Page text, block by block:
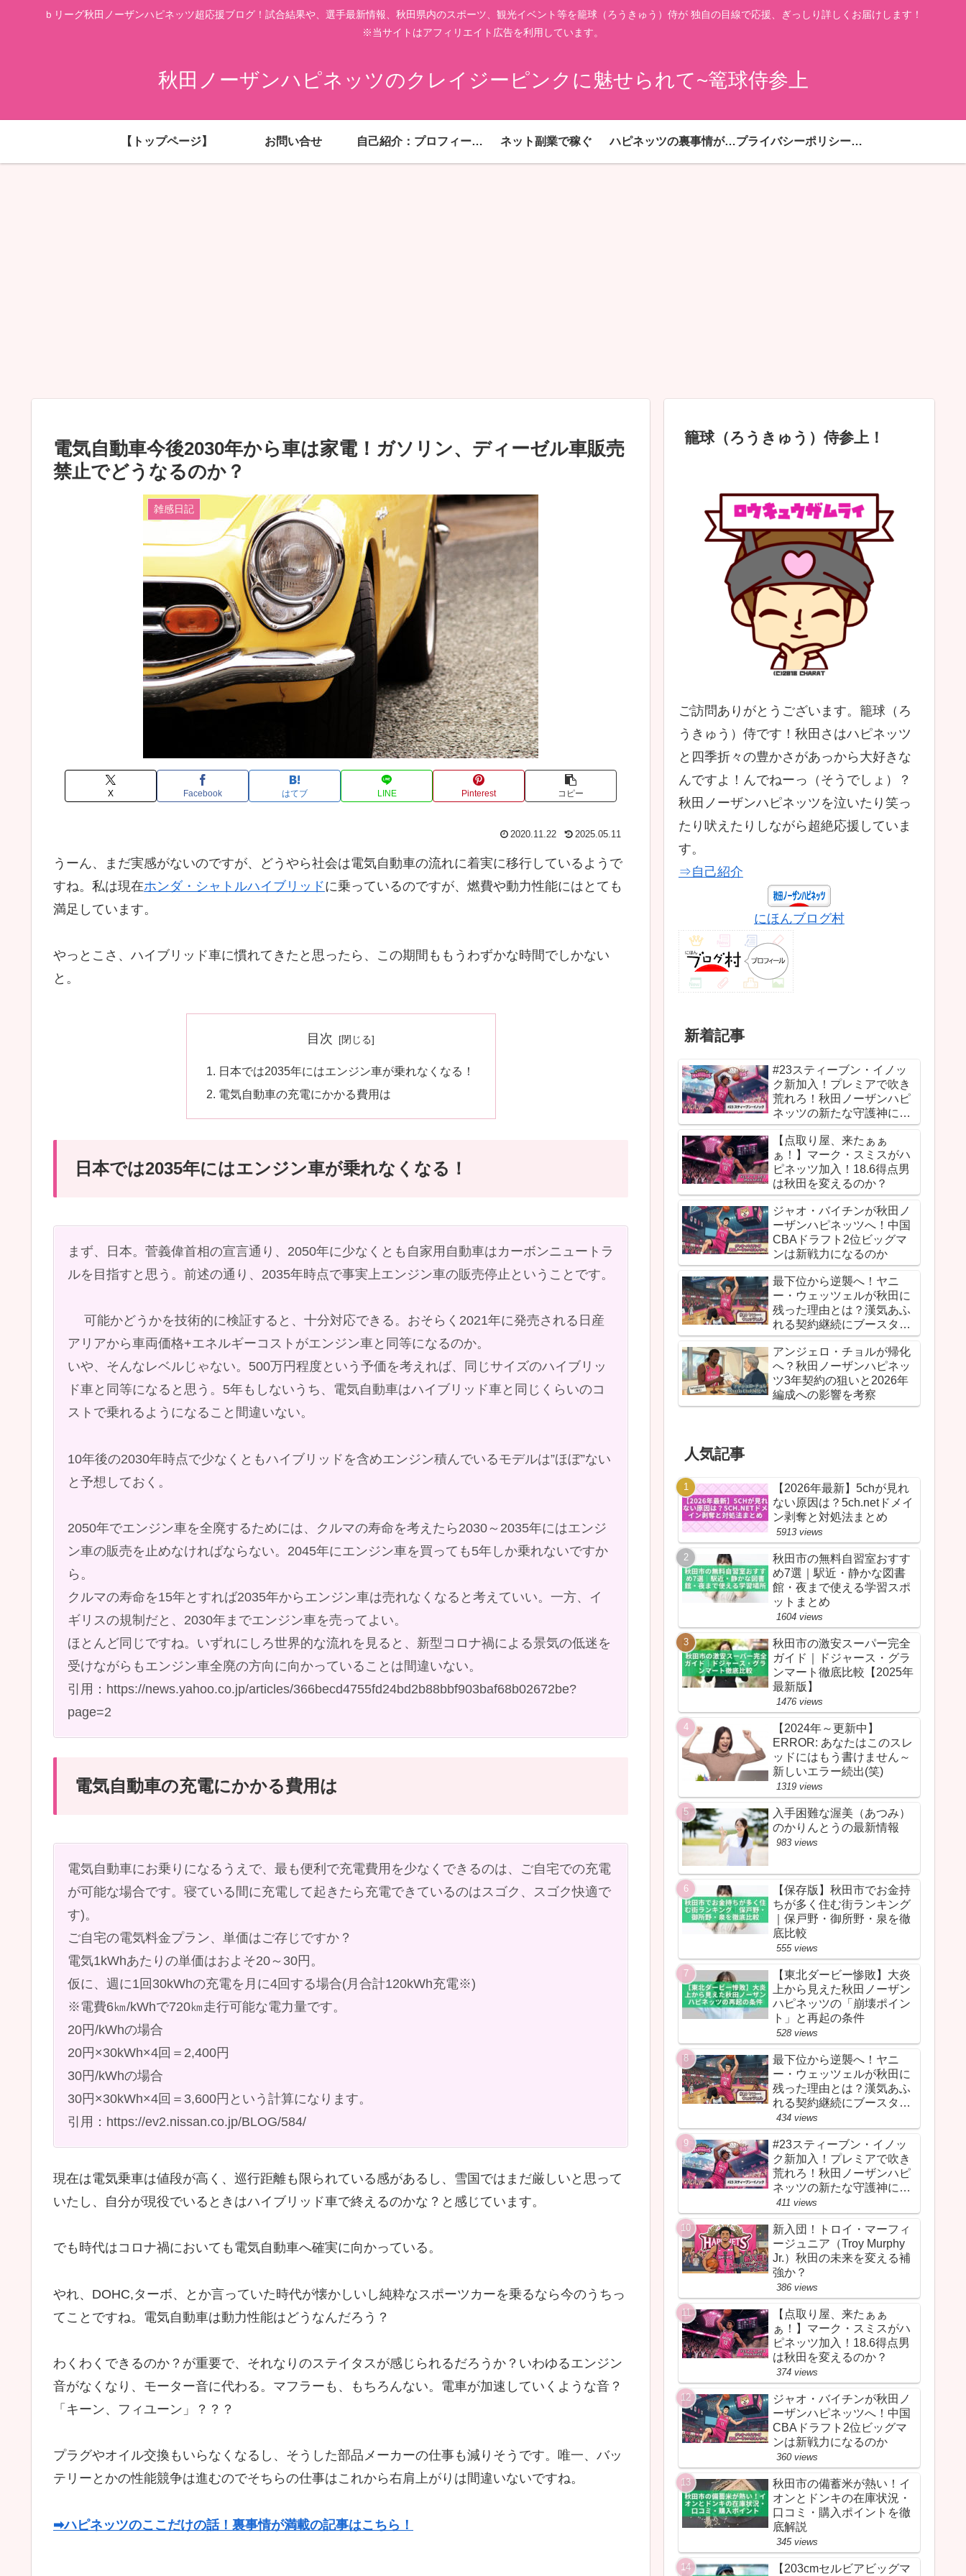
ｂリーグ秋田ノーザンハピネッツ超応援ブログ！試合結果や、選手最新情報、秋田県内のスポーツ、観光イベント等を籠球（ろうきゅう）侍が 独自の目線で応援、ぎっしり詳しくお届けします！
※当サイトはアフィリエイト広告を利用しています。
秋田ノーザンハピネッツのクレイジーピンクに魅せられて~篭球侍参上
【トップページ】 お問い合せ 自己紹介：プロフィール！ ネット副業で稼ぐ ハピネッツの裏事情が満載 プライバシーポリシー・免責事項
電気自動車今後2030年から車は家電！ガソリン、ディーゼル車販売
禁止でどうなるのか？
雑感日記
X Facebook はてブ LINE Pinterest コピー
2020.11.22 2025.05.11
うーん、まだ実感がないのですが、どうやら社会は電気自動車の流れに着実に移行しているようで
すね。私は現在ホンダ・シャトルハイブリッドに乗っているのですが、燃費や動力性能にはとても
満足しています。
やっとこさ、ハイブリッド車に慣れてきたと思ったら、この期間ももうわずかな時間でしかない
と。
目次
日本では2035年にはエンジン車が乗れなくなる！
電気自動車の充電にかかる費用は
日本では2035年にはエンジン車が乗れなくなる！
まず、日本。菅義偉首相の宣言通り、2050年に少なくとも自家用自動車はカーボンニュートラ
ルを目指すと思う。前述の通り、2035年時点で事実上エンジン車の販売停止ということです。
可能かどうかを技術的に検証すると、十分対応できる。おそらく2021年に発売される日産
アリアから車両価格+エネルギーコストがエンジン車と同等になるのか。
いや、そんなレベルじゃない。500万円程度という予価を考えれば、同じサイズのハイブリッ
ド車と同等になると思う。5年もしないうち、電気自動車はハイブリッド車と同じくらいのコ
ストで乗れるようになること間違いない。
10年後の2030年時点で少なくともハイブリッドを含めエンジン積んでいるモデルは”ほぼ”ない
と予想しておく。
2050年でエンジン車を全廃するためには、クルマの寿命を考えたら2030～2035年にはエンジ
ン車の販売を止めなければならない。2045年にエンジン車を買っても5年しか乗れないですか
ら。
クルマの寿命を15年とすれば2035年からエンジン車は売れなくなると考えていい。一方、イ
ギリスの規制だと、2030年までエンジン車を売ってよい。
ほとんど同じですね。いずれにしろ世界的な流れを見ると、新型コロナ禍による景気の低迷を
受けながらもエンジン車全廃の方向に向かっていることは間違いない。
引用：https://news.yahoo.co.jp/articles/366becd4755fd24bd2b88bbf903baf68b02672be?
page=2
電気自動車の充電にかかる費用は
電気自動車にお乗りになるうえで、最も便利で充電費用を少なくできるのは、ご自宅での充電
が可能な場合です。寝ている間に充電して起きたら充電できているのはスゴク、スゴク快適で
す)。
ご自宅の電気料金プラン、単価はご存じですか？
電気1kWhあたりの単価はおよそ20～30円。
仮に、週に1回30kWhの充電を月に4回する場合(月合計120kWh充電※)
※電費6㎞/kWhで720㎞走行可能な電力量です。
20円/kWhの場合
20円×30kWh×4回＝2,400円
30円/kWhの場合
30円×30kWh×4回＝3,600円という計算になります。
引用：https://ev2.nissan.co.jp/BLOG/584/
現在は電気乗車は値段が高く、巡行距離も限られている感があるし、雪国ではまだ厳しいと思って
いたし、自分が現役でいるときはハイブリッド車で終えるのかな？と感じています。
でも時代はコロナ禍においても電気自動車へ確実に向かっている。
やれ、DOHC,ターボ、とか言っていた時代が懐かしいし純粋なスポーツカーを乗るなら今のうちっ
てことですね。電気自動車は動力性能はどうなんだろう？
わくわくできるのか？が重要で、それなりのステイタスが感じられるだろうか？いわゆるエンジン
音がなくなり、モーター音に代わる。マフラーも、もちろんない。電車が加速していくような音？
「キーン、フィユーン」？？？
プラグやオイル交換もいらなくなるし、そうした部品メーカーの仕事も減りそうです。唯一、バッ
テリーとかの性能競争は進むのでそちらの仕事はこれから右肩上がりは間違いないですね。
➡ハピネッツのここだけの話！裏事情が満載の記事はこちら！
籠球（ろうきゅう）侍参上！
ご訪問ありがとうございます。籠球（ろ
うきゅう）侍です！秋田さはハピネッツ
と四季折々の豊かさがあっから大好きな
んですよ！んでねーっ（そうでしょ）？
秋田ノーザンハピネッツを泣いたり笑っ
たり吠えたりしながら超絶応援していま
す。
⇒自己紹介
にほんブログ村
新着記事
#23スティーブン・イノッ
ク新加入！プレミアで吹き
荒れろ！秋田ノーザンハピ
ネッツの新たな守護神にな
るか
【点取り屋、来たぁぁ
ぁ！】マーク・スミスがハ
ピネッツ加入！18.6得点男
は秋田を変えるのか？
ジャオ・バイチンが秋田ノ
ーザンハピネッツへ！中国
CBAドラフト2位ビッグマ
ンは新戦力になるのか
最下位から逆襲へ！ヤニ
ー・ウェッツェルが秋田に
残った理由とは？漢気あふ
れる契約継続にブースター
が胸を熱くしたワケ
アンジェロ・チョルが帰化
へ？秋田ノーザンハピネッ
ツ3年契約の狙いと2026年
編成への影響を考察
人気記事
【2026年最新】5chが見れ
ない原因は？5ch.netドメイ
ン剥奪と対処法まとめ
5913 views
秋田市の無料自習室おすす
め7選｜駅近・静かな図書
館・夜まで使える学習スポ
ットまとめ
1604 views
秋田市の激安スーパー完全
ガイド｜ドジャース・グラ
ンマート徹底比較【2025年
最新版】
1476 views
【2024年～更新中】
ERROR: あなたはこのスレ
ッドにはもう書けません～
新しいエラー続出(笑)
1319 views
入手困難な渥美（あつみ）
のかりんとうの最新情報
983 views
【保存版】秋田市でお金持
ちが多く住む街ランキング
｜保戸野・御所野・泉を徹
底比較
555 views
【東北ダービー惨敗】大炎
上から見えた秋田ノーザン
ハピネッツの「崩壊ポイン
ト」と再起の条件
528 views
最下位から逆襲へ！ヤニ
ー・ウェッツェルが秋田に
残った理由とは？漢気あふ
れる契約継続にブースター
が胸を熱くしたワケ
434 views
#23スティーブン・イノッ
ク新加入！プレミアで吹き
荒れろ！秋田ノーザンハピ
ネッツの新たな守護神にな
るか
411 views
新入団！トロイ・マーフィ
ージュニア（Troy Murphy
Jr.）秋田の未来を変える補
強か？
386 views
【点取り屋、来たぁぁ
ぁ！】マーク・スミスがハ
ピネッツ加入！18.6得点男
は秋田を変えるのか？
374 views
ジャオ・バイチンが秋田ノ
ーザンハピネッツへ！中国
CBAドラフト2位ビッグマ
ンは新戦力になるのか
360 views
秋田市の備蓄米が熱い！イ
オンとドンキの在庫状況・
口コミ・購入ポイントを徹
底解説
345 views
【203cmセルビアビッグマ